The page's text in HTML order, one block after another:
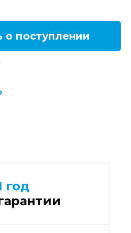
о поступлении
год